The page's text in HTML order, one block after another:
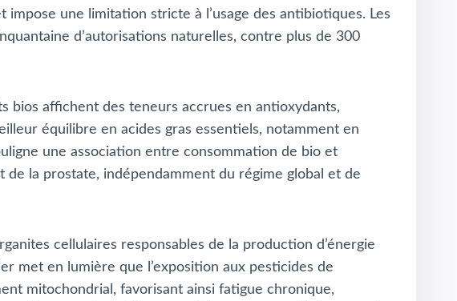
une limitation stricte à l’usage des antibiotiques. Les
d’autorisations naturelles, contre plus de 300
affichent des teneurs accrues en antioxydants,
équilibre en acides gras essentiels, notamment en
une association entre consommation de bio et
la prostate, indépendamment du régime global et de
cellulaires responsables de la production d’énergie
met en lumière que l’exposition aux pesticides de
mitochondrial, favorisant ainsi fatigue chronique,